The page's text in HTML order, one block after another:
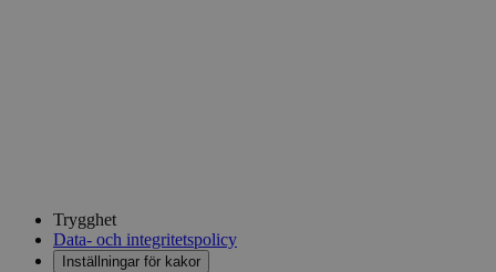
Trygghet
Data- och integritetspolicy
Inställningar för kakor